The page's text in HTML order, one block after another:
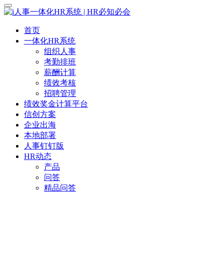
首页
一体化HR系统
组织人事
考勤排班
薪酬计算
绩效考核
招聘管理
绩效奖金计算平台
信创方案
企业出海
本地部署
人事钉钉版
HR动态
产品
问答
精品问答